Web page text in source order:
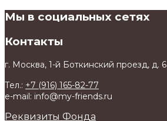
Мы в социальных сетях
Контакты
г. Москва, 1-й Боткинский проезд, д. 6
Тел.: +7 (916) 165-82-77
e-mail: info@my-friends.ru
Реквизиты Фонда